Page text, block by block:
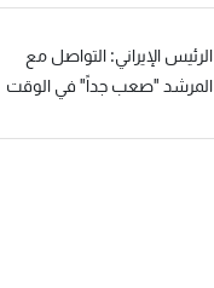
الرئيس الإيراني: التواصل مع
المرشد "صعب جداً" في الوقت